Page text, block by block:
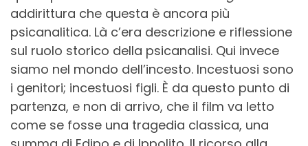
addirittura che questa è ancora più
psicanalitica. Là c’era descrizione e riflessione
sul ruolo storico della psicanalisi. Qui invece
siamo nel mondo dell’incesto. Incestuosi sono
i genitori; incestuosi figli. È da questo punto di
partenza, e non di arrivo, che il film va letto
come se fosse una tragedia classica, una